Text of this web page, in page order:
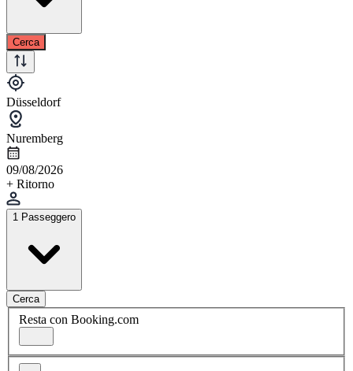
Cerca
Düsseldorf
Nuremberg
09/08/2026
+ Ritorno
1 Passeggero
Cerca
Resta con Booking.com